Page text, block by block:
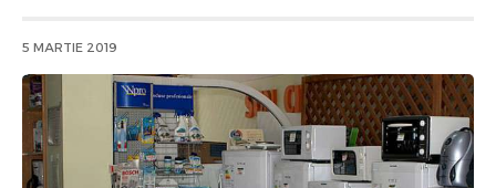
5 MARTIE 2019